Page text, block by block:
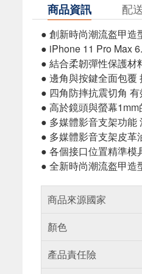
商品資訊 配
● 創新時尚潮流盔甲造
● iPhone 11 Pro Max
● 結合柔韌彈性保護材
● 邊角與按鍵全面包覆
● 四角防摔抗震切角
● 高於鏡頭與螢幕
● 多媒體影音支架功能
● 多媒體影音支架皮革
● 各個接口位置精準模
● 全新時尚潮流盔甲造
商品來源國家
顏色
產品責任險